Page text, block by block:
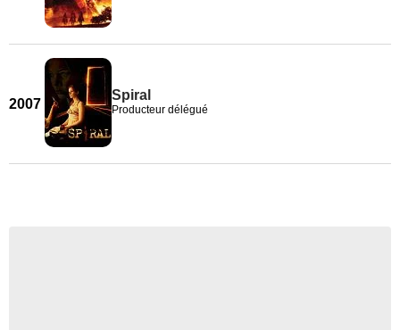
2007
Spiral
Producteur délégué